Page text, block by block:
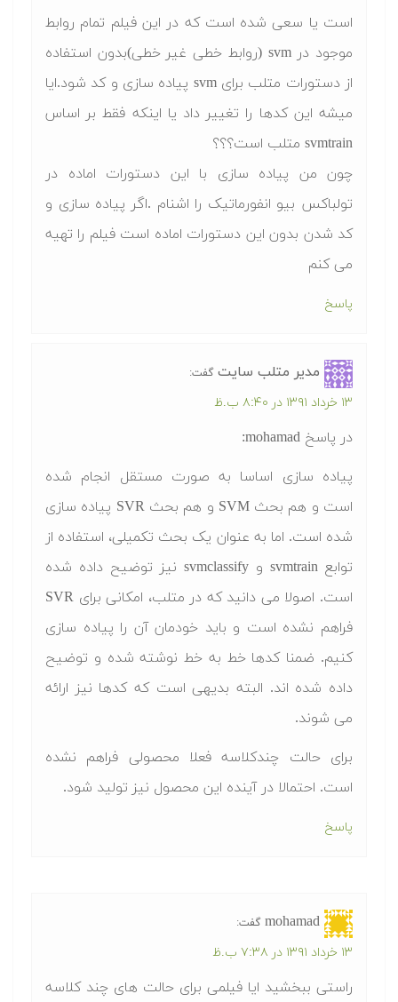
است یا سعی شده است که در این فیلم تمام روابط
موجود در svm (روابط خطی غیر خطی)بدون استفاده
از دستورات متلب برای svm پیاده سازی و کد شود.ایا
میشه این کدها را تغییر داد یا اینکه فقط بر اساس
svmtrain متلب است؟؟؟
چون من پیاده سازی با این دستورات اماده در
تولباکس بیو انفورماتیک را اشنام .اگر پیاده سازی و
کد شدن بدون این دستورات اماده است فیلم را تهیه
می کنم
پاسخ
مدیر متلب سایت گفت:
۱۳ خرداد ۱۳۹۱ در ۸:۴۰ ب.ظ
در پاسخ mohamad
:
پیاده سازی اساسا به صورت مستقل انجام شده
است و هم بحث SVM و هم بحث SVR پیاده سازی
شده است. اما به عنوان یک بحث تکمیلی، استفاده از
توابع svmtrain و svmclassify نیز توضیح داده شده
است. اصولا می دانید که در متلب، امکانی برای SVR
فراهم نشده است و باید خودمان آن را پیاده سازی
کنیم. ضمنا کدها خط به خط نوشته شده و توضیح
داده شده اند. البته بدیهی است که کدها نیز ارائه
می شوند.
برای حالت چندکلاسه فعلا محصولی فراهم نشده
است. احتمالا در آینده این محصول نیز تولید شود.
پاسخ
mohamad گفت:
۱۳ خرداد ۱۳۹۱ در ۷:۳۸ ب.ظ
راستی ببخشید ایا فیلمی برای حالت های چند کلاسه